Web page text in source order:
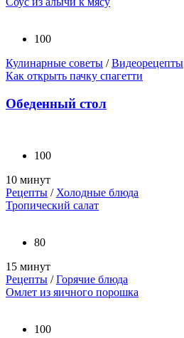
100
Кулинарные советы /Видеорецепты
Как открыть пачку спагетти
Обеденный стол
100
10 минут
Рецепты / Холодные блюда
Тропический салат
80
15 минут
Рецепты /Горячие блюда
Омлет из яичного порошка
100